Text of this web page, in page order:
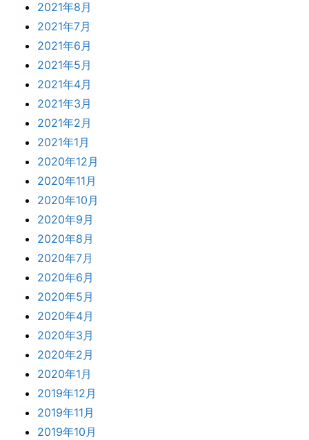
2021年8月
2021年7月
2021年6月
2021年5月
2021年4月
2021年3月
2021年2月
2021年1月
2020年12月
2020年11月
2020年10月
2020年9月
2020年8月
2020年7月
2020年6月
2020年5月
2020年4月
2020年3月
2020年2月
2020年1月
2019年12月
2019年11月
2019年10月